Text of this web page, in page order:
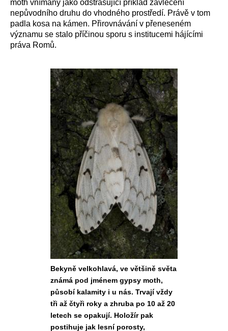
moth vnímány jako odstrašující příklad zavlečení
nepůvodního druhu do vhodného prostředí. Právě v tom
padla kosa na kámen. Přirovnávání v přeneseném
významu se stalo příčinou sporu s institucemi hájícími
práva Romů.
Bekyně velkohlavá, ve většině světa
známá pod jménem gypsy moth,
působí kalamity i u nás. Trvají vždy
tři až čtyři roky a zhruba po 10 až 20
letech se opakují. Holožír pak
postihuje jak lesní porosty,